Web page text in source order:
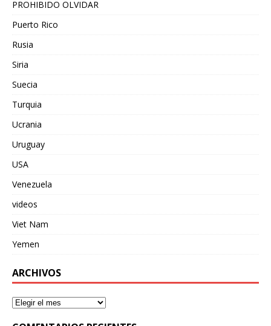
PROHIBIDO OLVIDAR
Puerto Rico
Rusia
Siria
Suecia
Turquia
Ucrania
Uruguay
USA
Venezuela
videos
Viet Nam
Yemen
ARCHIVOS